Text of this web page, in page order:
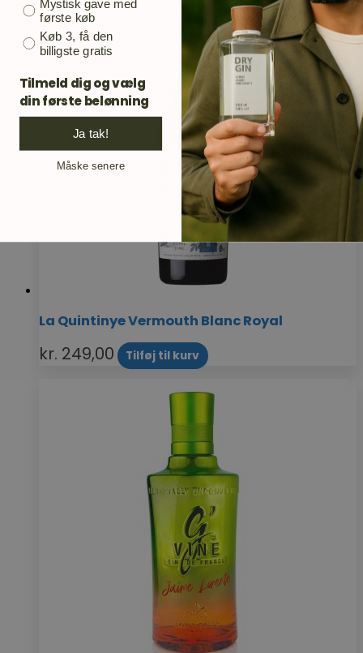
La Quintinye Vermouth Blanc Royal
kr. 249,00 Tilføj til kurv
Mystisk gave med
første køb
Køb 3, få den
billigste gratis
Tilmeld dig og vælg
din første belønning
Ja tak!
Måske senere